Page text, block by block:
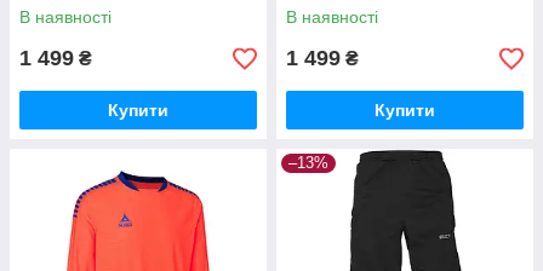
В наявності
1 499 ₴
Купити
В наявності
1 499 ₴
Купити
–13%